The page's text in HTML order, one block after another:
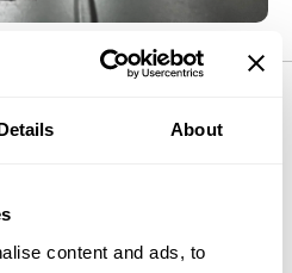
About
content and ads, to
instalovat
jednoduše zacvaknout do